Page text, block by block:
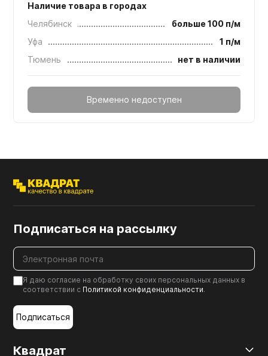
Наличие товара в городах
Челябинск
больше 100 п/м
Уфа
1 п/м
Тюмень
нет в наличии
Временно недоступен
Квадрат
Подписаться на рассылку
Я даю согласие на обработку своих персональных данных в
соответствии с Политикой конфиденциальности.
Подписаться